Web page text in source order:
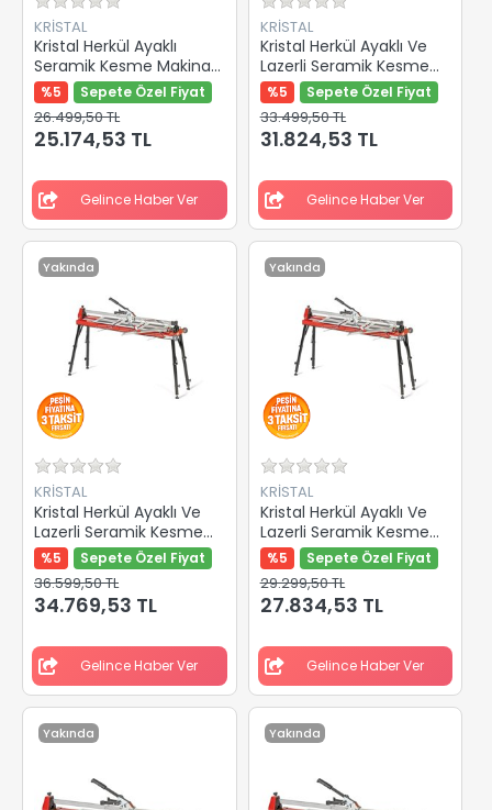
KRİSTAL
Kristal Herkül Ayaklı
Seramik Kesme Makinası
935mm 35506
%5 Sepete Özel Fiyat
26.499,50 TL
25.174,53 TL
Gelince Haber Ver
KRİSTAL
Kristal Herkül Ayaklı Ve
Lazerli Seramik Kesme
Makinası 1350mm 35608
%5 Sepete Özel Fiyat
33.499,50 TL
31.824,53 TL
Gelince Haber Ver
Yakında
KRİSTAL
Kristal Herkül Ayaklı Ve
Lazerli Seramik Kesme
Makinası 1600mm 35609
%5 Sepete Özel Fiyat
36.599,50 TL
34.769,53 TL
Gelince Haber Ver
Yakında
KRİSTAL
Kristal Herkül Ayaklı Ve
Lazerli Seramik Kesme
Makinası 935mm 35606
%5 Sepete Özel Fiyat
29.299,50 TL
27.834,53 TL
Gelince Haber Ver
Yakında Yakında